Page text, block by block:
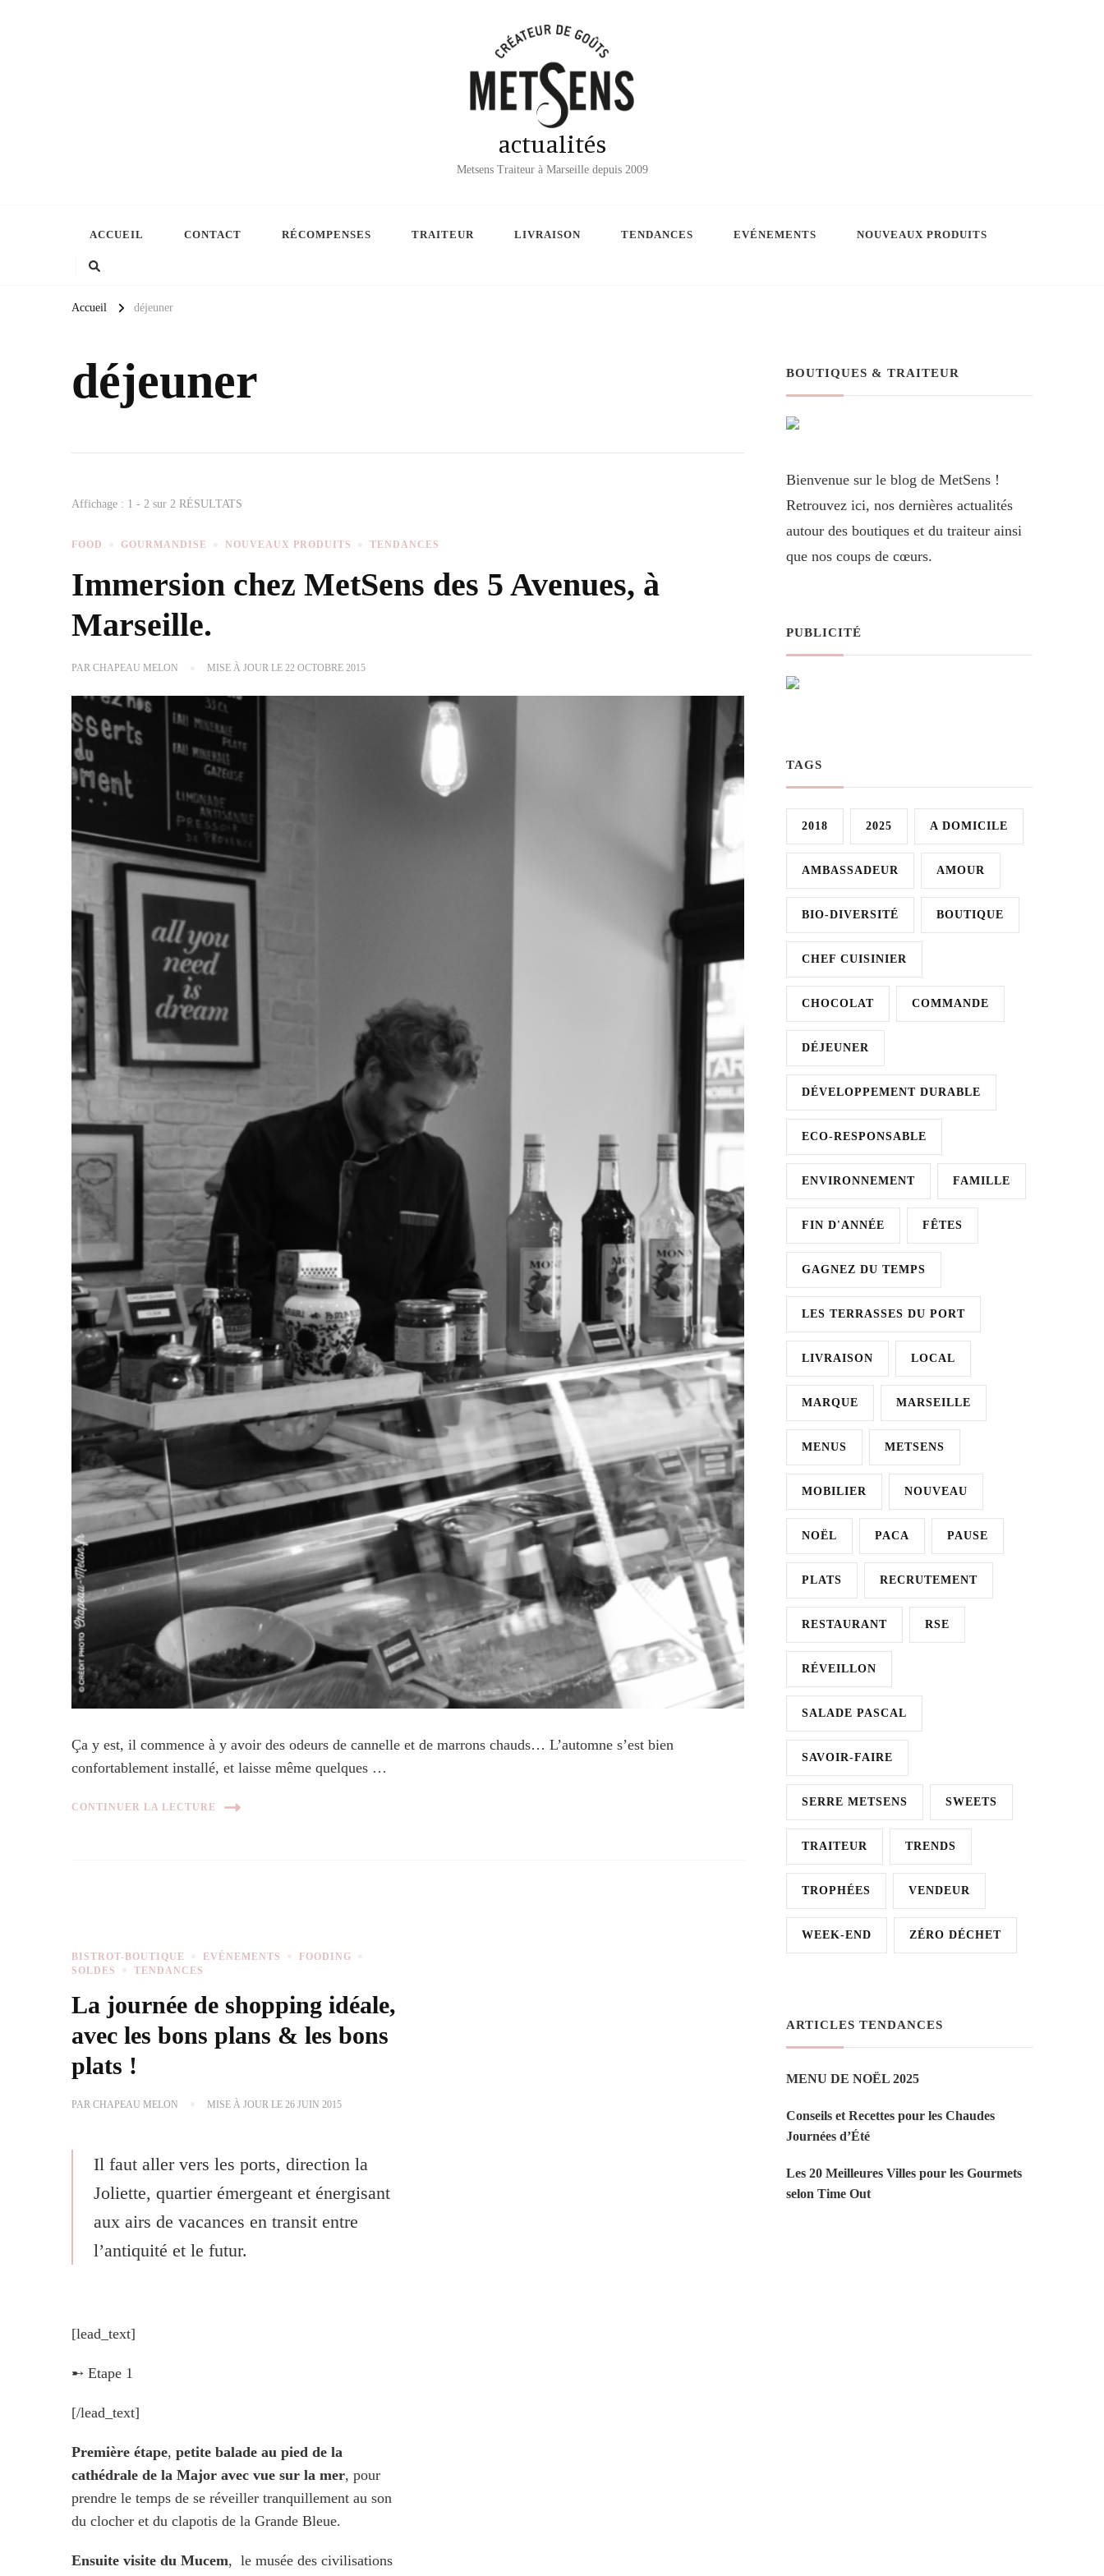
actualités
Metsens Traiteur à Marseille depuis 2009
ACCUEIL CONTACT RÉCOMPENSES TRAITEUR LIVRAISON TENDANCES EVÉNEMENTS NOUVEAUX PRODUITS
Accueil déjeuner
déjeuner
Affichage : 1 - 2 sur 2 RÉSULTATS
FOOD GOURMANDISE NOUVEAUX PRODUITS TENDANCES
Immersion chez MetSens des 5 Avenues, à
Marseille.
PARCHAPEAU MELON MISE À JOUR LE22 OCTOBRE 2015
Ça y est, il commence à y avoir des odeurs de cannelle et de marrons chauds… L’automne s’est bien
confortablement installé, et laisse même quelques …
CONTINUER LA LECTURE
BISTROT-BOUTIQUE EVÉNEMENTS
FOODING
SOLDES
TENDANCES
La journée de shopping idéale,
avec les bons plans & les bons
plats !
PARCHAPEAU MELON MISE À JOUR LE 26 JUIN 2015
Il faut aller vers les ports, direction la
Joliette, quartier émergeant et énergisant
aux airs de vacances en transit entre
l’antiquité et le futur.
[lead_text]
➸ Etape 1
[/lead_text]
Première étape,petite balade au pied de la
cathédrale de la Major avec vue sur la mer, pour
prendre le temps de se réveiller tranquillement au son
du clocher et du clapotis de la Grande Bleue.
Ensuite visite du Mucem, le musée des civilisations
BOUTIQUES & TRAITEUR
Bienvenue sur le blog de MetSens !
Retrouvez ici, nos dernières actualités
autour des boutiques et du traiteur ainsi
que nos coups de cœurs.
PUBLICITÉ
TAGS
2018 2025 A DOMICILE
AMBASSADEUR AMOUR
BIO-DIVERSITÉ BOUTIQUE
CHEF CUISINIER
CHOCOLAT COMMANDE
DÉJEUNER
DÉVELOPPEMENT DURABLE
ECO-RESPONSABLE
ENVIRONNEMENT FAMILLE
FIN D'ANNÉE FÊTES
GAGNEZ DU TEMPS
LES TERRASSES DU PORT
LIVRAISON LOCAL
MARQUE MARSEILLE
MENUS METSENS
MOBILIER NOUVEAU
NOËL PACA PAUSE
PLATS RECRUTEMENT
RESTAURANT RSE
RÉVEILLON
SALADE PASCAL
SAVOIR-FAIRE
SERRE METSENS SWEETS
TRAITEUR TRENDS
TROPHÉES VENDEUR
WEEK-END ZÉRO DÉCHET
ARTICLES TENDANCES
MENU DE NOËL 2025
Conseils et Recettes pour les Chaudes
Journées d’Été
Les 20 Meilleures Villes pour les Gourmets
selon Time Out